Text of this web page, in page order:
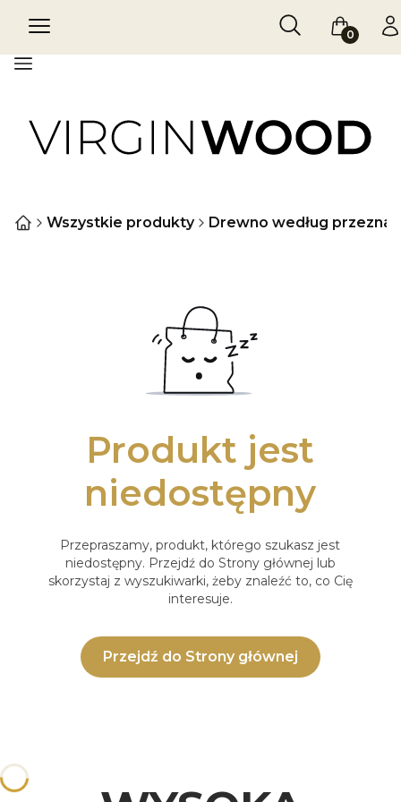
Menu Otwórz
Szukaj Koszyk
Menu
Wszystkie produkty Drewno według
Produkt jest
niedostępny
Przepraszamy, produkt, którego szukasz jest
niedostępny. Przejdź do Strony głównej lub
skorzystaj z wyszukiwarki, żeby znaleźć to, co Cię
interesuje.
Przejdź do Strony głównej